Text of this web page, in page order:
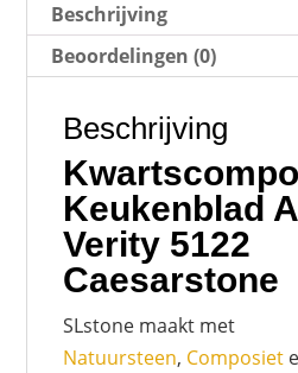
Beschrijving
Beoordelingen (0)
Beschrijving
Keukenblad
Verity 5122
Caesarstone
SLstone maakt met
Natuursteen, Composiet